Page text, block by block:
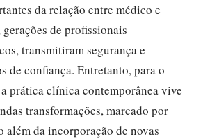
da relação entre médico e
de profissionais
transmitiram segurança e
de confiança. Entretanto, para o
prática clínica contemporânea vive
transformações, marcado por
além da incorporação de novas